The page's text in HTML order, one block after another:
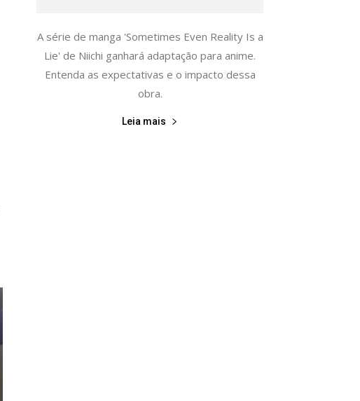
A série de manga 'Sometimes Even Reality Is a
Lie' de Niichi ganhará adaptação para anime.
Entenda as expectativas e o impacto dessa
obra.
Leia mais